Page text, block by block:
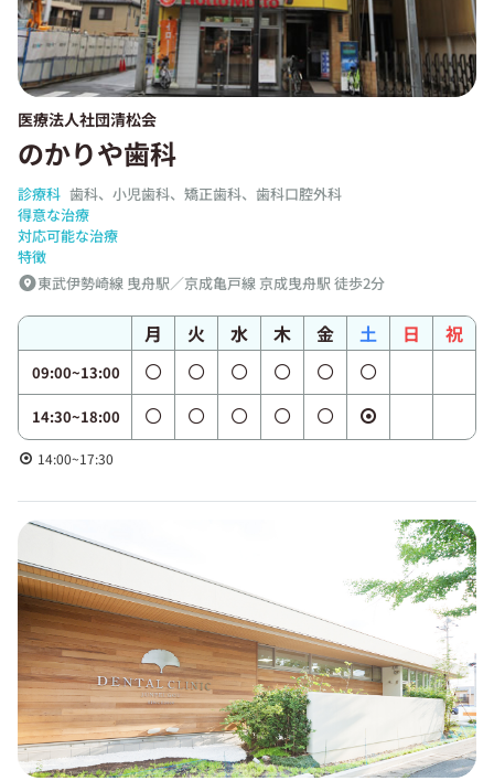
医療法人社団清松会
のかりや歯科
診療科 歯科、小児歯科、矯正歯科、歯科口腔外科
得意な治療
対応可能な治療
特徴
東武伊勢崎線 曳舟駅／京成亀戸線 京成曳舟駅 徒歩2分
月 火 水 木 金 土 日 祝
09:00~13:00
14:30~18:00
14:00~17:30